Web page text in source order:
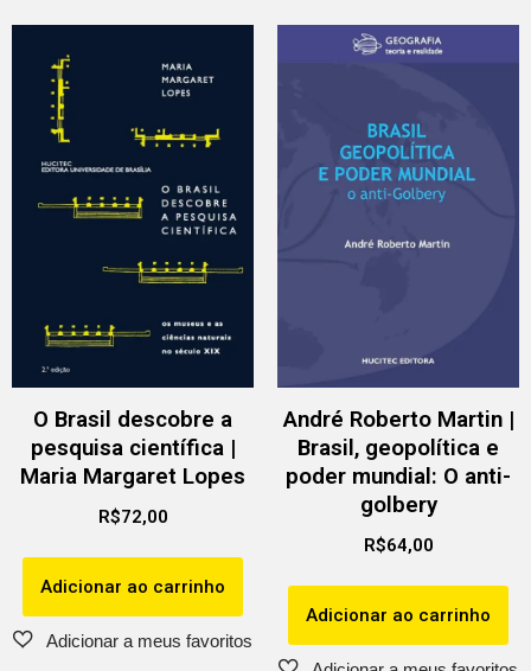
O Brasil descobre a
pesquisa científica |
Maria Margaret Lopes
R$72,00
Adicionar ao carrinho
André Roberto Martin |
Brasil, geopolítica e
poder mundial: O anti-
golbery
R$64,00
Adicionar ao carrinho